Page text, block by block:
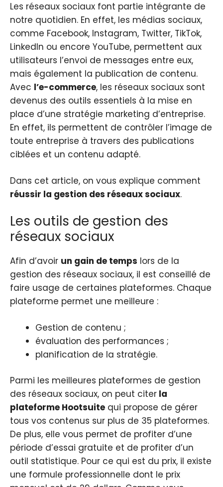
Les réseaux sociaux font partie intégrante de
notre quotidien. En effet, les médias sociaux,
comme Facebook, Instagram, Twitter, TikTok,
LinkedIn ou encore YouTube, permettent aux
utilisateurs l’envoi de messages entre eux,
mais également la publication de contenu.
Avec l’e-commerce, les réseaux sociaux sont
devenus des outils essentiels à la mise en
place d’une stratégie marketing d’entreprise.
En effet, ils permettent de contrôler l’image de
toute entreprise à travers des publications
ciblées et un contenu adapté.
Dans cet article, on vous explique comment
réussir la gestion des réseaux sociaux.
Les outils de gestion des
réseaux sociaux
Afin d’avoir un gain de temps lors de la
gestion des réseaux sociaux, il est conseillé de
faire usage de certaines plateformes. Chaque
plateforme permet une meilleure :
Gestion de contenu ;
évaluation des performances ;
planification de la stratégie.
Parmi les meilleures plateformes de gestion
des réseaux sociaux, on peut citer la
plateforme Hootsuite qui propose de gérer
tous vos contenus sur plus de 35 plateformes.
De plus, elle vous permet de profiter d’une
période d’essai gratuite et de profiter d’un
outil statistique. Pour ce qui est du prix, il existe
une formule professionnelle dont le prix